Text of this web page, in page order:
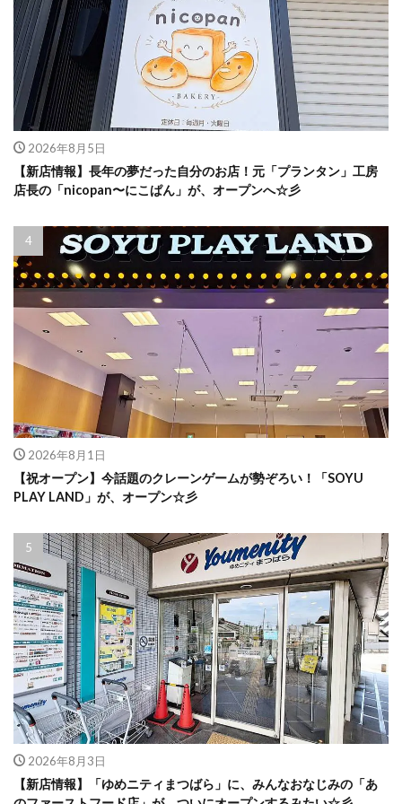
2026年8月5日
【新店情報】長年の夢だった自分のお店！元「プランタン」工房
店長の「nicopan〜にこぱん」が、オープンへ☆彡
2026年8月1日
【祝オープン】今話題のクレーンゲームが勢ぞろい！「SOYU
PLAY LAND」が、オープン☆彡
2026年8月3日
【新店情報】「ゆめニティまつばら」に、みんなおなじみの「あ